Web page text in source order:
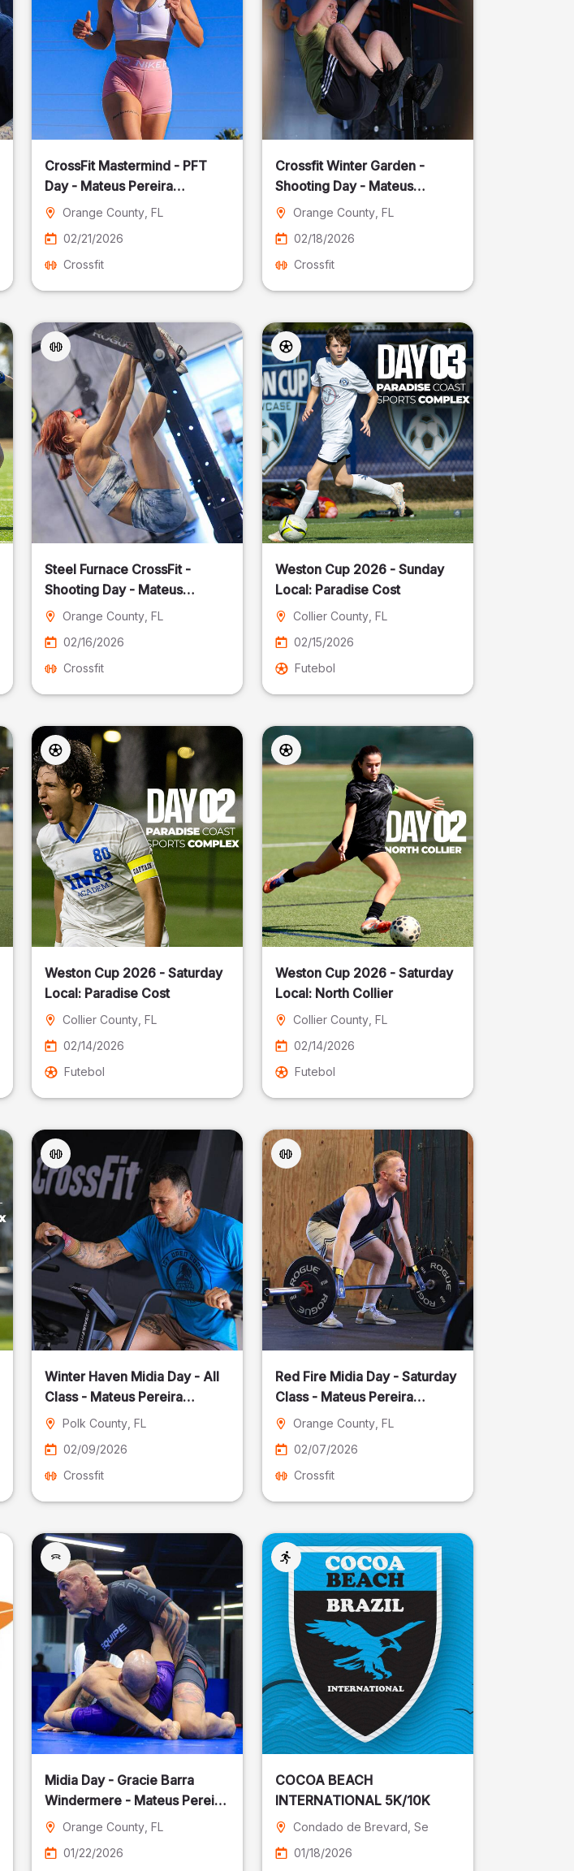
CrossFit Mastermind - PFT
Day - Mateus Pereira
Fotografia
Orange County , FL
02/21/2026
Crossfit
Crossfit Winter Garden -
Shooting Day - Mateus
Pereira Fotografia
Orange County, FL
02/18/2026
Crossfit
Steel Furnace CrossFit -
Shooting Day - Mateus
Pereira Fotografia
Orange County , FL
02/16/2026
Crossfit
Weston Cup 2026 - Sunday
Local: Paradise Cost
Collier County, FL
02/15/2026
Futebol
Weston Cup 2026 - Saturday
Local: Paradise Cost
Collier County , FL
02/14/2026
Futebol
Weston Cup 2026 - Saturday
Local: North Collier
Collier County, FL
02/14/2026
Futebol
Winter Haven Midia Day - All
Class - Mateus Pereira
Fotografia
Polk County , FL
02/09/2026
Crossfit
Red Fire Midia Day - Saturday
Class - Mateus Pereira
Fotografia
Orange County, FL
02/07/2026
Crossfit
Midia Day - Gracie Barra
Windermere - Mateus Pereira
Fotografia
Orange County , FL
01/22/2026
COCOA BEACH
INTERNATIONAL 5K/10K
Condado de Brevard , Se
01/18/2026